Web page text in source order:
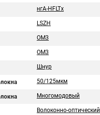
нгА-HFLTx
LSZH
OM3
ОМ3
Шнур
50/125мкм
Многомодовый
Волоконно-оптический